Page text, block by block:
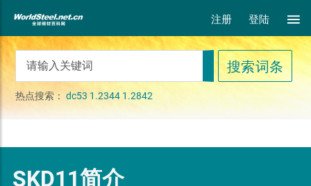
注册 登陆
热点搜索：dc53 1.2344 1.2842
SKD11简介